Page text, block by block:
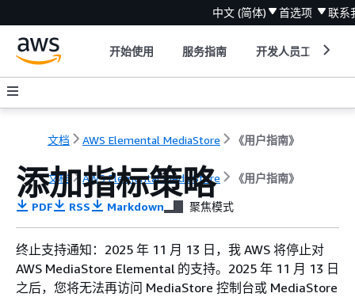
中文 (简体) 首选项 联系
开始使用 服务指南 开发人员工具
文档 AWS Elemental MediaStore 《用户指南》
文档 AWS Elemental MediaStore 《用户指南》
添加指标策略
PDF RSS Markdown 聚焦模式
终止支持通知：2025 年 11 月 13 日，我 AWS 将停止对
AWS MediaStore Elemental 的支持。2025 年 11 月 13 日
之后，您将无法再访问 MediaStore 控制台或 MediaStore